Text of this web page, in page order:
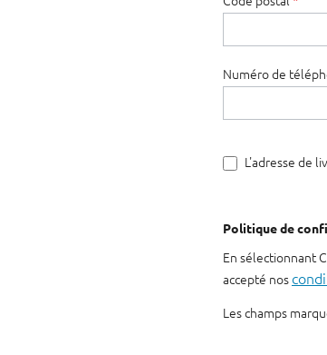
Numéro de
L'adresse de
Politique de
En sélectionnant
accepté nos
Les champs